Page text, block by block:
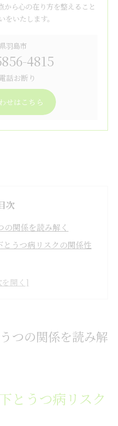
から心の在り方を整えること
いたします。
羽島市
4815
話お断り
せはこちら
次
の関係を読み解く
とうつ病リスクの関係性
自己肯定感の深い結びつ
うつ発症のつながりを解
用法まとめ
つの関係を読み解
とうつ病リスク